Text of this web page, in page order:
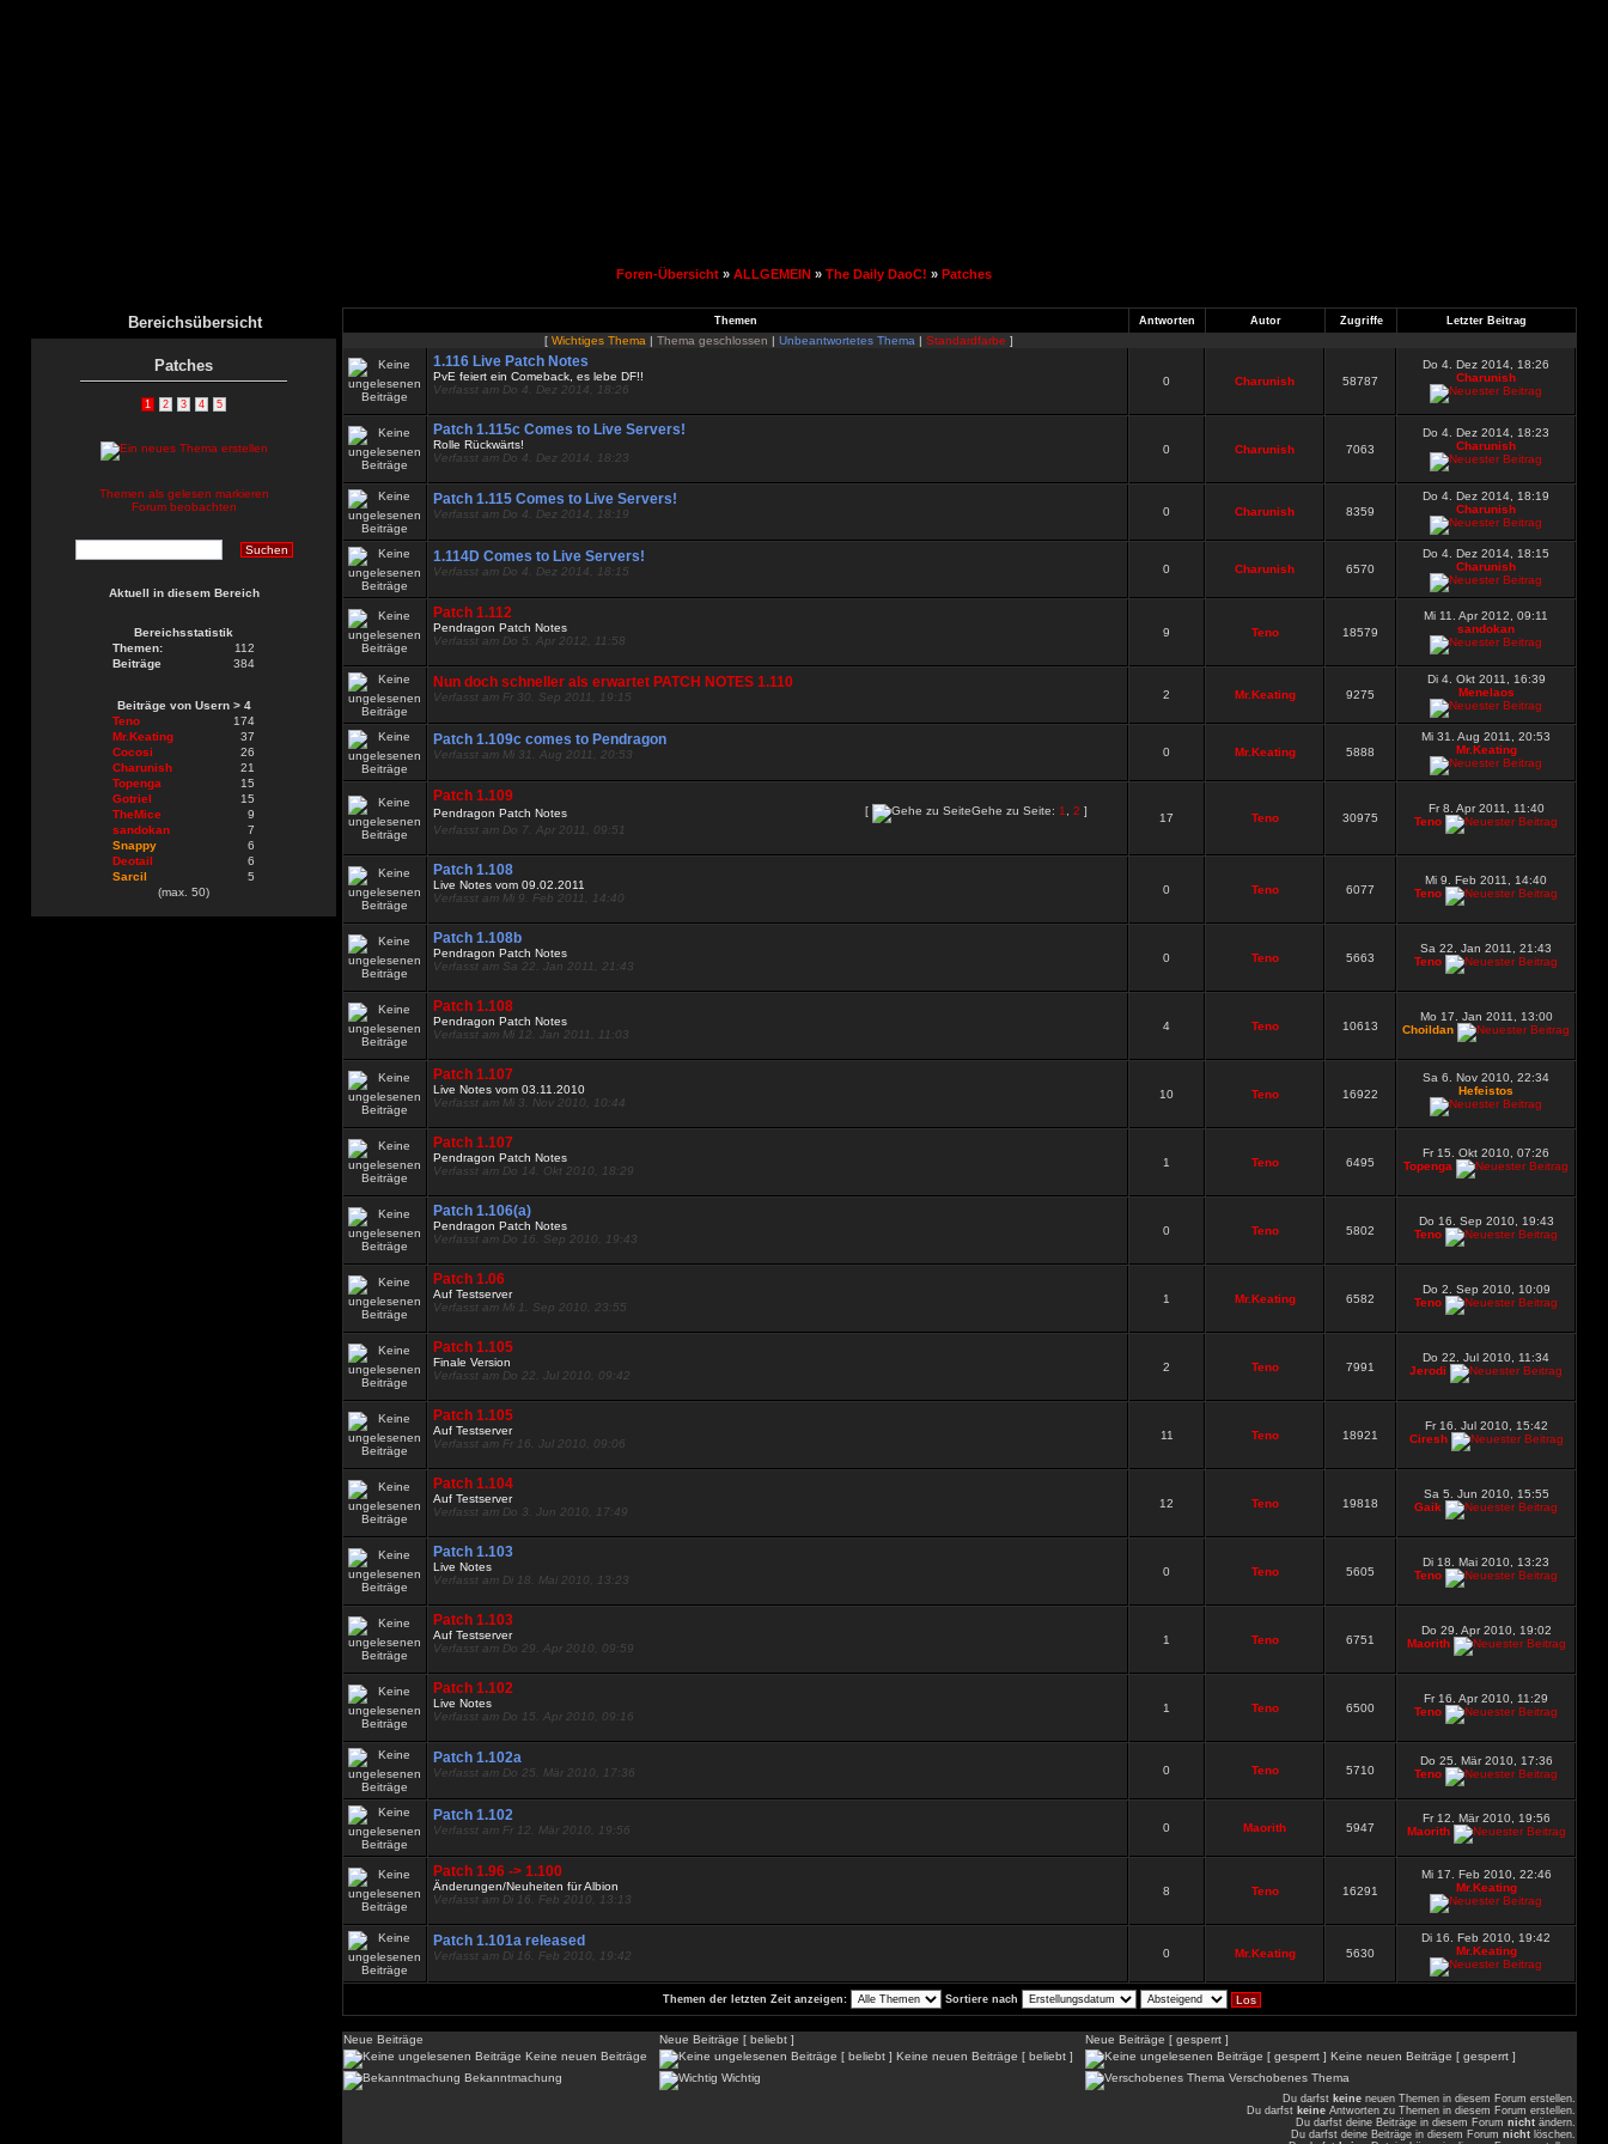
Foren-Übersicht » ALLGEMEIN » The Daily DaoC! » Patches
Bereichsübersicht
Patches
1 2 3 4 5
Themen als gelesen markieren
Forum beobachten
Aktuell in diesem Bereich
Bereichsstatistik
Themen:
112
Beiträge
384
Beiträge von Usern > 4
Teno
174
Mr.Keating
37
Cocosi
26
Charunish
21
Topenga
15
Gotriel
15
TheMice
9
sandokan
7
Snappy
6
Deotail
6
Sarcil
5
(max. 50)
Themen Antworten Autor Zugriffe Letzter Beitrag
[ Wichtiges Thema | Thema geschlossen | Unbeantwortetes Thema | Standardfarbe ]
1.116 Live Patch Notes
PvE feiert ein Comeback, es lebe DF!!
Verfasst am Do 4. Dez 2014, 18:26
0 Charunish 58787
Do 4. Dez 2014, 18:26
Charunish
Patch 1.115c Comes to Live Servers!
Rolle Rückwärts!
Verfasst am Do 4. Dez 2014, 18:23
0 Charunish 7063
Do 4. Dez 2014, 18:23
Charunish
Patch 1.115 Comes to Live Servers!
Verfasst am Do 4. Dez 2014, 18:19 0 Charunish 8359
Do 4. Dez 2014, 18:19
Charunish
1.114D Comes to Live Servers!
Verfasst am Do 4. Dez 2014, 18:15 0 Charunish 6570
Do 4. Dez 2014, 18:15
Charunish
Patch 1.112
Pendragon Patch Notes
Verfasst am Do 5. Apr 2012, 11:58
9 Teno 18579
Mi 11. Apr 2012, 09:11
sandokan
Nun doch schneller als erwartet PATCH NOTES 1.110
Verfasst am Fr 30. Sep 2011, 19:15 2 Mr.Keating 9275
Di 4. Okt 2011, 16:39
Menelaos
Patch 1.109c comes to Pendragon
Verfasst am Mi 31. Aug 2011, 20:53 0 Mr.Keating 5888
Mi 31. Aug 2011, 20:53
Mr.Keating
Patch 1.109
Pendragon Patch Notes [ Gehe zu Seite: 1 2 ]
Verfasst am Do 7. Apr 2011, 09:51
17 Teno 30975
Fr 8. Apr 2011, 11:40
Teno
Patch 1.108
Live Notes vom 09.02.2011
Verfasst am Mi 9. Feb 2011, 14:40
0 Teno 6077
Mi 9. Feb 2011, 14:40
Teno
Patch 1.108b
Pendragon Patch Notes
Verfasst am Sa 22. Jan 2011, 21:43
0 Teno 5663
Sa 22. Jan 2011, 21:43
Teno
Patch 1.108
Pendragon Patch Notes
Verfasst am Mi 12. Jan 2011, 11:03
4 Teno 10613
Mo 17. Jan 2011, 13:00
Choildan
Patch 1.107
Live Notes vom 03.11.2010
Verfasst am Mi 3. Nov 2010, 10:44
10 Teno 16922
Sa 6. Nov 2010, 22:34
Hefeistos
Patch 1.107
Pendragon Patch Notes
Verfasst am Do 14. Okt 2010, 18:29
1 Teno 6495
Fr 15. Okt 2010, 07:26
Topenga
Patch 1.106(a)
Pendragon Patch Notes
Verfasst am Do 16. Sep 2010, 19:43
0 Teno 5802
Do 16. Sep 2010, 19:43
Teno
Patch 1.06
Auf Testserver
Verfasst am Mi 1. Sep 2010, 23:55
1 Mr.Keating 6582
Do 2. Sep 2010, 10:09
Teno
Patch 1.105
Finale Version
Verfasst am Do 22. Jul 2010, 09:42
2 Teno 7991
Do 22. Jul 2010, 11:34
Jerodi
Patch 1.105
Auf Testserver
Verfasst am Fr 16. Jul 2010, 09:06
11 Teno 18921
Fr 16. Jul 2010, 15:42
Ciresh
Patch 1.104
Auf Testserver
Verfasst am Do 3. Jun 2010, 17:49
12 Teno 19818
Sa 5. Jun 2010, 15:55
Gaik
Patch 1.103
Live Notes
Verfasst am Di 18. Mai 2010, 13:23
0 Teno 5605
Di 18. Mai 2010, 13:23
Teno
Patch 1.103
Auf Testserver
Verfasst am Do 29. Apr 2010, 09:59
1 Teno 6751
Do 29. Apr 2010, 19:02
Maorith
Patch 1.102
Live Notes
Verfasst am Do 15. Apr 2010, 09:16
1 Teno 6500
Fr 16. Apr 2010, 11:29
Teno
Patch 1.102a
Verfasst am Do 25. Mär 2010, 17:36 0 Teno 5710
Do 25. Mär 2010, 17:36
Teno
Patch 1.102
Verfasst am Fr 12. Mär 2010, 19:56 0 Maorith 5947
Fr 12. Mär 2010, 19:56
Maorith
Patch 1.96 -> 1.100
Änderungen/Neuheiten für Albion
Verfasst am Di 16. Feb 2010, 13:13
8 Teno 16291
Mi 17. Feb 2010, 22:46
Mr.Keating
Patch 1.101a released
Verfasst am Di 16. Feb 2010, 19:42 0 Mr.Keating 5630
Di 16. Feb 2010, 19:42
Mr.Keating
Themen der letzten Zeit anzeigen: Sortiere nach
Neue Beiträge
Keine neuen Beiträge
Bekanntmachung
Neue Beiträge [ beliebt ]
Keine neuen Beiträge [ beliebt ]
Wichtig
Neue Beiträge [ gesperrt ]
Keine neuen Beiträge [ gesperrt ]
Verschobenes Thema
Du darfst keine neuen Themen in diesem Forum erstellen.
Du darfst keine Antworten zu Themen in diesem Forum erstellen.
Du darfst deine Beiträge in diesem Forum nicht ändern.
Du darfst deine Beiträge in diesem Forum nicht löschen.